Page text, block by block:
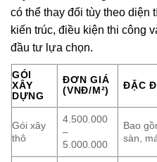
có thể thay đổi tùy theo diện
kiến trúc, điều kiện thi công
đầu tư lựa chọn.
GÓI
XÂY
DỰNG
ĐƠN GIÁ
(VNĐ/M²)
ĐẶC
Gói xây
thô
4.500.000
–
5.000.000
Bao
sàn,